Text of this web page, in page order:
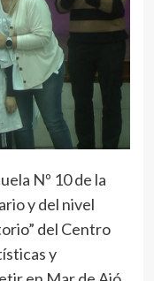
Nº 10 de la
y del nivel
del Centro
y